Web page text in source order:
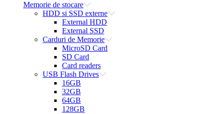
Memorie de stocare
HDD si SSD externe
External HDD
External SSD
Carduri de Memorie
MicroSD Card
SD Card
Card readers
USB Flash Drives
16GB
32GB
64GB
128GB